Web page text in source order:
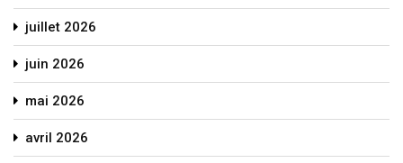
juillet 2026
juin 2026
mai 2026
avril 2026